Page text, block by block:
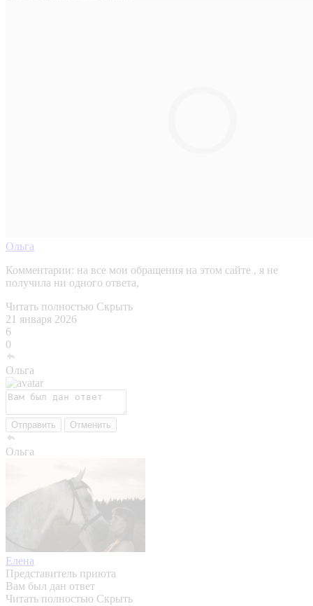
Ольга
Комментарии: на все мои обращения на этом сайте , я не
получила ни одного ответа,
Читать полностью Скрыть
21 января 2026
6
0
Ольга
Отправить Отменить
Ольга
Елена
Представитель приюта
Вам был дан ответ
Читать полностью Скрыть